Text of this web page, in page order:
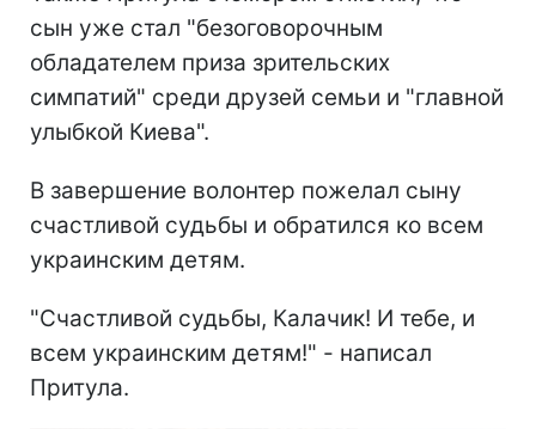
сын уже стал "безоговорочным
обладателем приза зрительских
симпатий" среди друзей семьи и "главной
улыбкой Киева".
В завершение волонтер пожелал сыну
счастливой судьбы и обратился ко всем
украинским детям.
"Счастливой судьбы, Калачик! И тебе, и
всем украинским детям!" - написал
Притула.